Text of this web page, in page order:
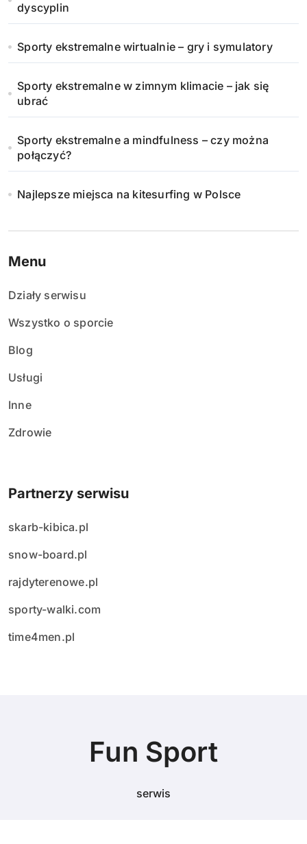
dyscyplin
Sporty ekstremalne wirtualnie – gry i symulatory
Sporty ekstremalne w zimnym klimacie – jak się
ubrać
Sporty ekstremalne a mindfulness – czy można
połączyć?
Najlepsze miejsca na kitesurfing w Polsce
Menu
Działy serwisu
Wszystko o sporcie
Blog
Usługi
Inne
Zdrowie
Partnerzy serwisu
skarb-kibica.pl
snow-board.pl
rajdyterenowe.pl
sporty-walki.com
time4men.pl
Fun Sport
serwis